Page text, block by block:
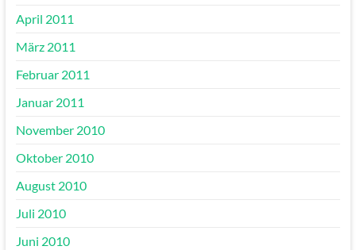
April 2011
März 2011
Februar 2011
Januar 2011
November 2010
Oktober 2010
August 2010
Juli 2010
Juni 2010